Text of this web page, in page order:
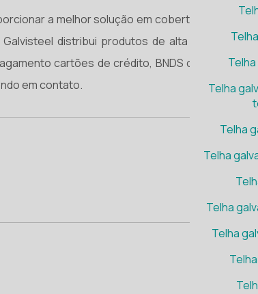
Telha
Telha
Telha
Telha
Telha
a melhor solução em coberturas
distribui produtos de alta qualidade
cartões de crédito, BNDS ou
em contato.